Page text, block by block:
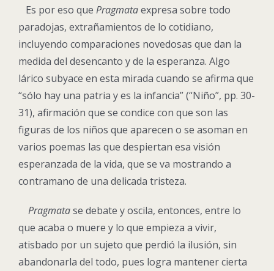
Es por eso que Pragmataexpresa sobre todo
paradojas, extrañamientos de lo cotidiano,
incluyendo comparaciones novedosas que dan la
medida del desencanto y de la esperanza. Algo
lárico subyace en esta mirada cuando se afirma que
“sólo hay una patria y es la infancia” (“Niño”, pp. 30-
31), afirmación que se condice con que son las
figuras de los niños que aparecen o se asoman en
varios poemas las que despiertan esa visión
esperanzada de la vida, que se va mostrando a
contramano de una delicada tristeza.
Pragmatase debate y oscila, entonces, entre lo
que acaba o muere y lo que empieza a vivir,
atisbado por un sujeto que perdió la ilusión, sin
abandonarla del todo, pues logra mantener cierta